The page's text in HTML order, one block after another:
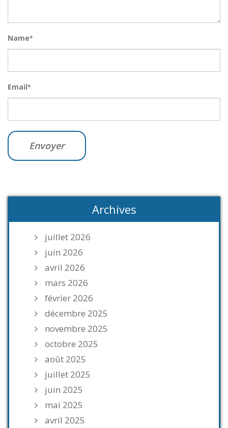
Name*
Email*
Archives
juillet 2026
juin 2026
avril 2026
mars 2026
février 2026
décembre 2025
novembre 2025
octobre 2025
août 2025
juillet 2025
juin 2025
mai 2025
avril 2025